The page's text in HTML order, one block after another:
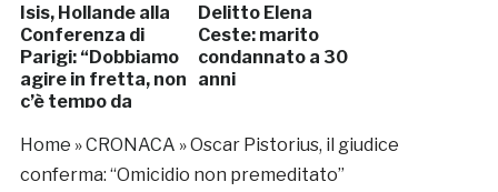
Isis, Hollande alla
Conferenza di
Parigi: “Dobbiamo
agire in fretta, non
c’è tempo da
Delitto Elena
Ceste: marito
condannato a 30
anni
Home »CRONACA »Oscar Pistorius, il giudice
conferma: “Omicidio non premeditato”